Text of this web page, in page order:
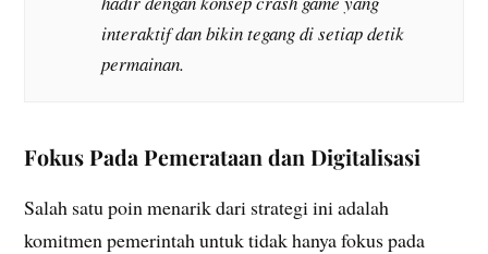
interaktif dan bikin tegang di setiap detik
permainan.
Fokus Pada Pemerataan dan Digitalisasi
Salah satu poin menarik dari strategi ini adalah
komitmen pemerintah untuk tidak hanya fokus pada